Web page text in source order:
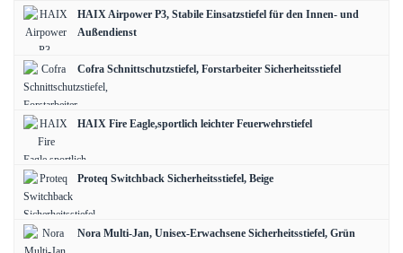
HAIX Airpower P3, Stabile Einsatzstiefel für den Innen- und
Außendienst
Cofra Schnittschutzstiefel, Forstarbeiter Sicherheitsstiefel
HAIX Fire Eagle,sportlich leichter Feuerwehrstiefel
Proteq Switchback Sicherheitsstiefel, Beige
Nora Multi-Jan, Unisex-Erwachsene Sicherheitsstiefel, Grün